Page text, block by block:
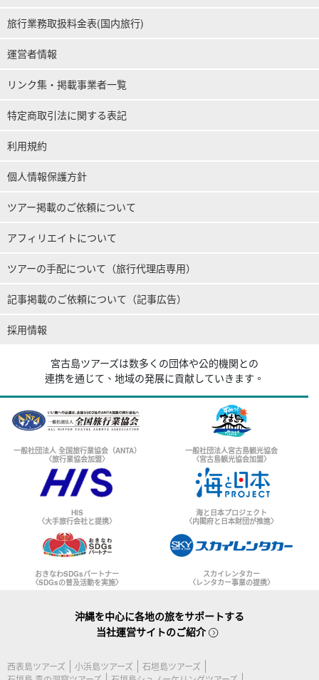
旅行業務取扱料金表(国内旅行)
運営者情報
リンク集・掲載事業者一覧
特定商取引法に関する表記
利用規約
個人情報保護方針
ツアー掲載のご依頼について
アフィリエイトについて
ツアーの手配について（旅行代理店専用）
記事掲載のご依頼について（記事広告）
採用情報
宮古島ツアーズは数多くの団体や公的機関との
連携を通じて、地域の発展に貢献していきます。
一般社団法人 全国旅行業協会（ANTA）
〈旅行業協会加盟〉
一般社団法人宮古島観光協会
〈宮古島観光協会加盟〉
HIS
〈大手旅行会社と提携〉
海と日本プロジェクト
〈内閣府と日本財団が推進〉
おきなわSDGsパートナー
〈SDGsの普及活動を実施〉
スカイレンタカー
〈レンタカー事業の提携〉
沖縄を中心に各地の旅をサポートする
当社運営サイトのご紹介
西表島ツアーズ 小浜島ツアーズ
石垣島ツアーズ